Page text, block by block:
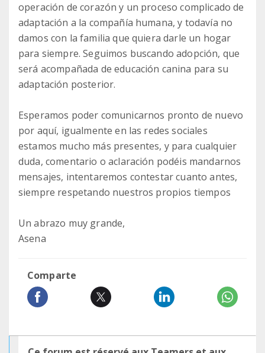
operación de corazón y un proceso complicado de
adaptación a la compañía humana, y todavía no
damos con la familia que quiera darle un hogar
para siempre. Seguimos buscando adopción, que
será acompañada de educación canina para su
adaptación posterior.
Esperamos poder comunicarnos pronto de nuevo
por aquí, igualmente en las redes sociales
estamos mucho más presentes, y para cualquier
duda, comentario o aclaración podéis mandarnos
mensajes, intentaremos contestar cuanto antes,
siempre respetando nuestros propios tiempos
Un abrazo muy grande,
Asena
Comparte